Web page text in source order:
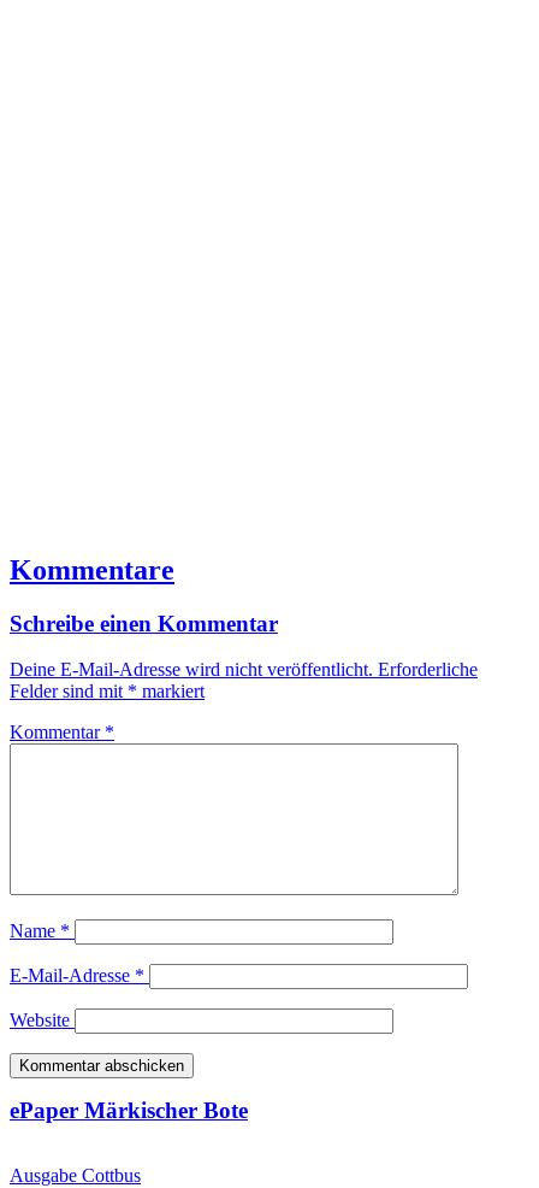
Kommentare
Schreibe einen Kommentar
Deine E-Mail-Adresse wird nicht veröffentlicht. Erforderliche
Felder sind mit * markiert
Kommentar *
Name *
E-Mail-Adresse *
Website
ePaper Märkischer Bote
Ausgabe Cottbus